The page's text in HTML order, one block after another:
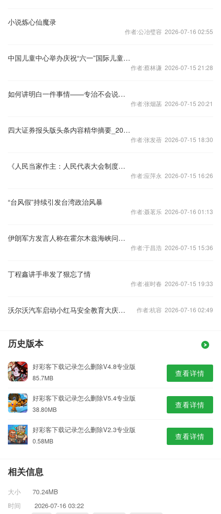
小说炼心仙魔录
作者:公冶璧容 2026-07-16 02:55
中国儿童中心举办庆祝“六一”国际儿童节主题游园活动
作者:蔡林谦 2026-07-15 21:28
如何讲明白一件事情——专治不会说、说不明白、说不利索
作者:张烟菡 2026-07-15 20:21
四大证券报头版头条内容精华摘要_2026年7月14日_财经新闻
作者:张发蓓 2026-07-15 18:30
《人民当家作主：人民代表大会制度的运行和发展》出版发行
作者:应萍永 2026-07-15 16:26
“台风假”持续引发台湾政治风暴
作者:聂茗乐 2026-07-16 01:13
伊朗军方发言人称在霍尔木兹海峡问题上绝不让步
作者:于昌浩 2026-07-15 15:36
丁程鑫讲手串发了狠忘了情
作者:崔时春 2026-07-15 19:33
沃尔沃汽车启动小红马安全教育大庆三年研学计划 作者:杭容 2026-07-16 02:49
历史版本
好彩客下载记录怎么删除V4.8专业版
85.7MB 查看详情
好彩客下载记录怎么删除V5.4专业版
38.80MB 查看详情
好彩客下载记录怎么删除V2.3专业版
0.58MB 查看详情
相关信息
大小
70.24MB
时间
2026-07-16 03:22